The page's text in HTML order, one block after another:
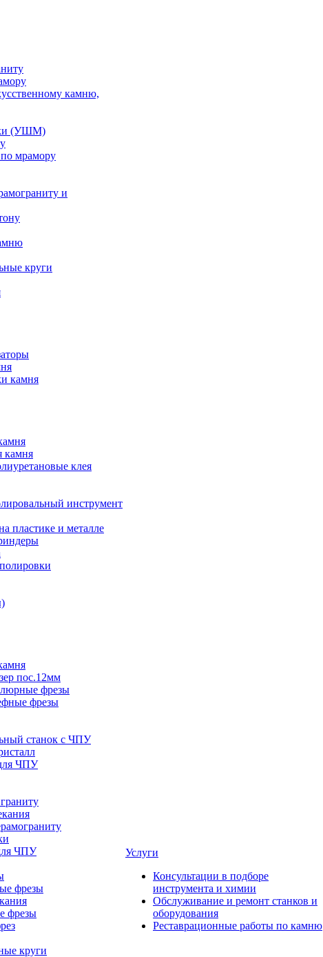
камню,
(УШМ)
мрамору
и
круги
камня
камня
клея
инструмент
пластике и металле
пос.12мм
фрезы
фрезы
станок с ЧПУ
ЧПУ
ЧПУ
фрезы
фрезы
круги
Услуги
Консультации в подборе
инструмента и химии
Обслуживание и ремонт станков и
оборудования
Реставрационные работы по камню